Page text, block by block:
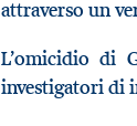
attraverso un
L’omicidio di
investigatori di